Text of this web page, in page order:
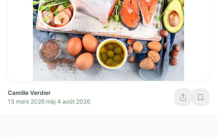
Camille Verdier
13 mars 2026·màj 4 août 2026